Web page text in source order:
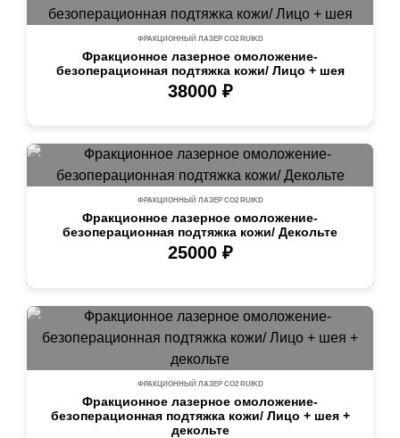
ФРАКЦИОННЫЙ ЛАЗЕР СО2 RUIKD
Фракционное лазерное омоложение-
безоперационная подтяжка кожи/ Лицо + шея
38000 ₽
ФРАКЦИОННЫЙ ЛАЗЕР СО2 RUIKD
Фракционное лазерное омоложение-
безоперационная подтяжка кожи/ Декольте
25000 ₽
ФРАКЦИОННЫЙ ЛАЗЕР СО2 RUIKD
Фракционное лазерное омоложение-
безоперационная подтяжка кожи/ Лицо + шея +
декольте